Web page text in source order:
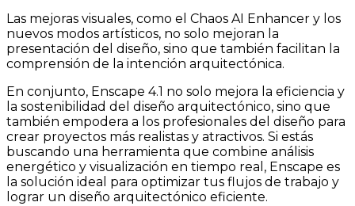
Las mejoras visuales, como el Chaos AI Enhancer y los
nuevos modos artísticos, no solo mejoran la
presentación del diseño, sino que también facilitan la
comprensión de la intención arquitectónica.
En conjunto, Enscape 4.1 no solo mejora la eficiencia y
la sostenibilidad del diseño arquitectónico, sino que
también empodera a los profesionales del diseño para
crear proyectos más realistas y atractivos. Si estás
buscando una herramienta que combine análisis
energético y visualización en tiempo real, Enscape es
la solución ideal para optimizar tus flujos de trabajo y
lograr un diseño arquitectónico eficiente.